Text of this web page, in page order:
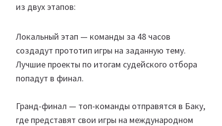
из двух этапов:
Локальный этап — команды за 48 часов
создадут прототип игры на заданную тему.
Лучшие проекты по итогам судейского отбора
попадут в финал.
Гранд-финал — топ-команды отправятся в Баку,
где представят свои игры на международном